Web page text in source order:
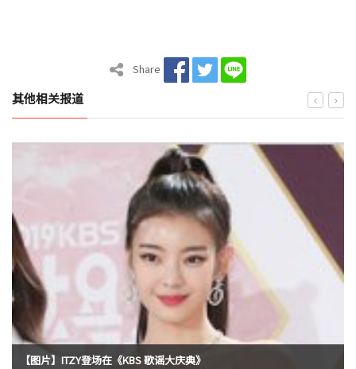
Share
其他相关报道
【图片】ITZY登场在《KBS 歌谣大庆典》